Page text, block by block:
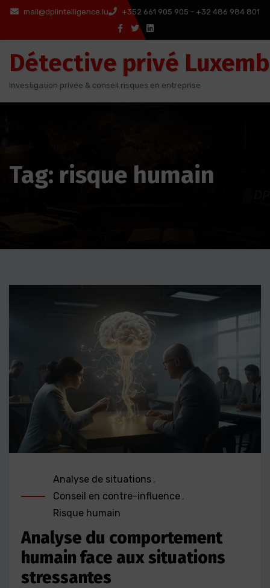
Aller
contenu
mail@dplintelligence.lu +352 661 905 905 - +32 486 984 801
Détective privé
Investigation privée & conseil risques en entreprise
Tag: risque humain
Analyse de situations ,
Conseil en contre-influence ,
Risque humain
Analyse du comportement
humain face aux situations
stressantes